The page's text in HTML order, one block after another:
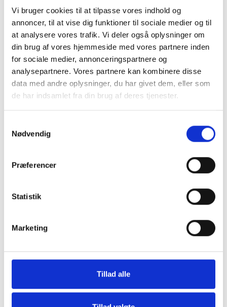
Vi bruger cookies til at tilpasse vores indhold og
annoncer, til at vise dig funktioner til sociale medier og til
at analysere vores trafik. Vi deler også oplysninger om
din brug af vores hjemmeside med vores partnere inden
for sociale medier, annonceringspartnere og
analysepartnere. Vores partnere kan kombinere disse
data med andre oplysninger, du har givet dem, eller som
de har indsamlet fra din brug af deres tjenester.
Nødvendig
Præferencer
Statistik
Marketing
Tillad alle
Tilbud Autocamper udstyr
Grill og Tilbehør Indvendigt Udstyr